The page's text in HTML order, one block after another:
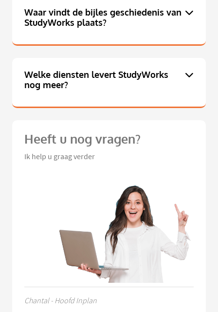
Waar vindt de bijles geschiedenis van
StudyWorks plaats?
Welke diensten levert StudyWorks
nog meer?
Heeft u nog vragen?
Ik help u graag verder
Chantal - Hoofd Inplan